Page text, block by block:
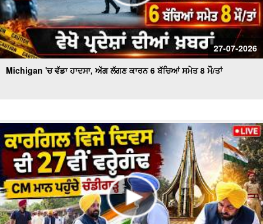
27-07-2026
Michigan 'ਚ ਵੱਡਾ ਹਾਦਸਾ, ਅੱਗ ਲੱਗਣ ਕਾਰਨ 6 ਬੱਚਿਆਂ ਸਮੇਤ 8 ਮੌ/ਤਾਂ